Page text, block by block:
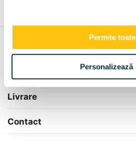
Permite toate
Personalizează
Contul meu
Livrare
Contact